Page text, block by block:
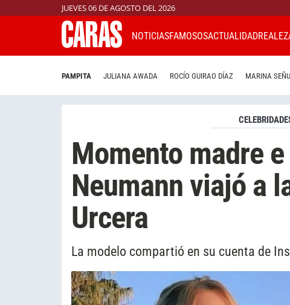
JUEVES 06 DE AGOSTO DEL 2026
NOTICIASFAMOSOSACTUALIDAD
PAMPITA JULIANA AWADA ROCÍO GUIRAO DÍAZ MARINA
Momento madre
Neumann viajó a
Urcera
La modelo compartió en su cuenta de